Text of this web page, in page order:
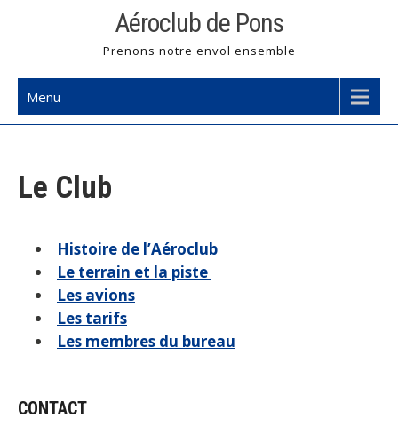
Aéroclub de Pons
Prenons notre envol ensemble
Menu
Le Club
Histoire de l’Aéroclub
Le terrain et la piste
Les avions
Les tarifs
Les membres du bureau
CONTACT